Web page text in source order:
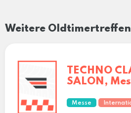
Weitere
TECHNO
SALON,
Messe